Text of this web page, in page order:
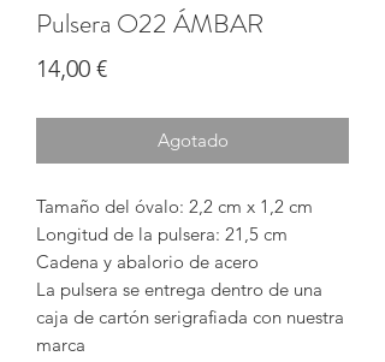
Pulsera O22 ÁMBAR
14,00 €Precio
Agotado
Tamaño del óvalo: 2,2 cm x 1,2 cm
Longitud de la pulsera: 21,5 cm
Cadena y abalorio de acero
La pulsera se entrega dentro de una
caja de cartón serigrafiada con nuestra
marca